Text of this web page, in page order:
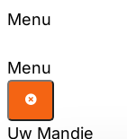
Menu
Menu
Uw Mandje